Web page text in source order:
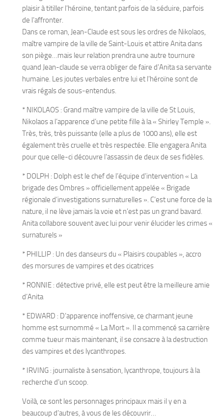
plaisir à titiller l’héroïne, tentant parfois de la séduire, parfois
de l’affronter.
Dans ce roman, Jean-Claude est sous les ordres de Nikolaos,
maître vampire de la ville de Saint-Louis et attire Anita dans
son piège…mais leur relation prendra une autre tournure
quand Jean-claude se verra obliger de faire d’Anita sa servante
humaine. Les joutes verbales entre lui et l’héroïne sont de
vrais régals de sous-entendus.
* NIKOLAOS : Grand maître vampire de la ville de St Louis,
Nikolaos a l’apparence d’une petite fille à la « Shirley Temple ».
Très, très, très puissante (elle a plus de 1000 ans), elle est
également très cruelle et très respectée. Elle engagera Anita
pour que celle-ci découvre l’assassin de deux de ses fidèles.
* DOLPH : Dolph est le chef de l’équipe d’intervention « La
brigade des Ombres » officiellement appelée « Brigade
régionale d’investigations surnaturelles ». C’est une force de la
nature, il ne lève jamais la voie et n’est pas un grand bavard.
Anita collabore souvent avec lui pour venir élucider les crimes «
surnaturels »
* PHILLIP : Un des danseurs du « Plaisirs coupables », accro
des morsures de vampires et des cicatrices
* RONNIE : détective privé, elle est peut être la meilleure amie
d’Anita
* EDWARD : D’apparence inoffensive, ce charmant jeune
homme est surnommé « La Mort ». Il a commencé sa carrière
comme tueur mais maintenant, il se consacre à la destruction
des vampires et des lycanthropes.
* IRVING : journaliste à sensation, lycanthrope, toujours à la
recherche d’un scoop.
Voilà, ce sont les personnages principaux mais il y en a
beaucoup d’autres, à vous de les découvrir…